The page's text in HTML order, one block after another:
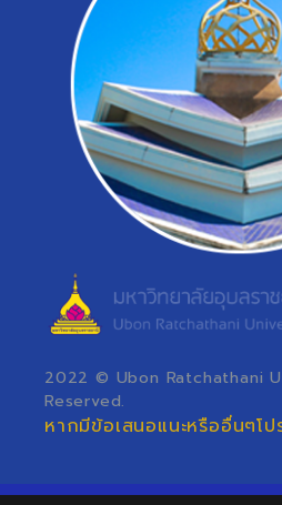
2022 © Ubon Ratchathani
Reserved.
หากมีข้อเสนอแนะหรืออื่นๆ